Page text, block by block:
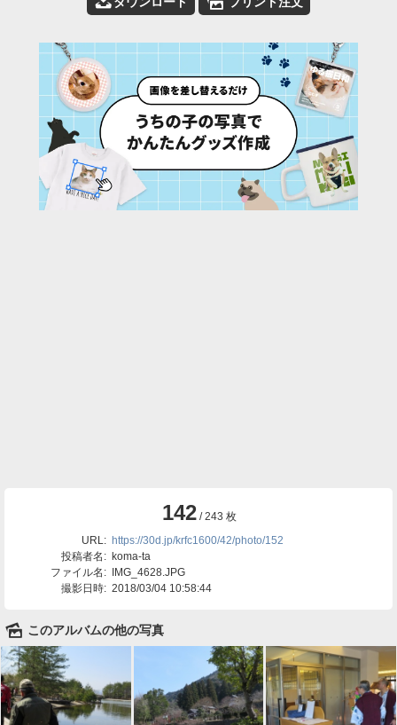
142/ 243 枚
URL: https://30d.jp/krfc1600/42/photo/152
投稿者名: koma-ta
ファイル名: IMG_4628.JPG
撮影日時: 2018/03/04 10:58:44
🌄 このアルバムの他の写真